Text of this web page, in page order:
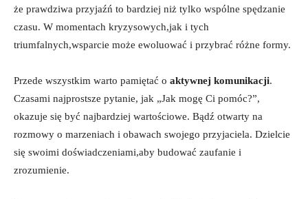
‌że prawdziwa przyjaźń to bardziej niż‍ tylko wspólne spędzanie
czasu. W momentach ​kryzysowych,jak i tych
triumfalnych,wsparcie może ewoluować i przybrać ‌różne formy.
Przede wszystkim warto pamiętać o aktywnej komunikacji.
Czasami najprostsze pytanie, jak „Jak mogę Ci ‌pomóc?”,
okazuje się być ‍najbardziej wartościowe. ⁤Bądź otwarty na
rozmowy o marzeniach i‌ obawach ‍swojego przyjaciela. Dzielcie
⁢się swoimi doświadczeniami,aby budować zaufanie i
⁢zrozumienie.